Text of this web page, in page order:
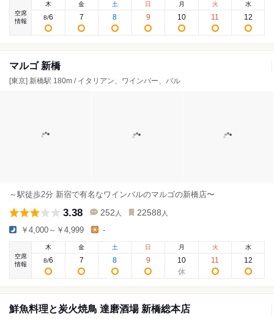
空席
情報
木
8/6
金
7
土
8
日
9
月
10
火
11
水
12
マルゴ 新橋
[東京] 新橋駅 180m / イタリアン、ワインバー、バル
～駅徒歩2分 新宿で有名なワインバルのマルゴの新橋店〜
3.38 252 人 22588 人
￥4,000～￥4,999 -
空席
情報
木
8/6
金
7
土
8
日
9
月
10
火
11
水
12
鮮魚料理と炭火焼鳥 達磨酒場 新橋総本店